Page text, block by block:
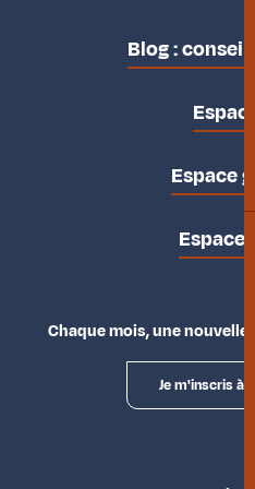
Blog :
Espace
Espace
Chaque mois, une nouvelle
Je m'inscris à